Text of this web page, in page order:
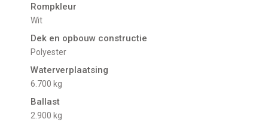
Rompkleur
Wit
Dek en opbouw constructie
Polyester
Waterverplaatsing
6.700 kg
Ballast
2.900 kg